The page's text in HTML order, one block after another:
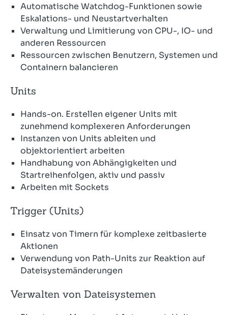
Automatische Watchdog-Funktionen sowie
Eskalations- und Neustartverhalten
Verwaltung und Limitierung von CPU-, IO- und
anderen Ressourcen
Ressourcen zwischen Benutzern, Systemen und
Containern balancieren
Units
Hands-on. Erstellen eigener Units mit
zunehmend komplexeren Anforderungen
Instanzen von Units ableiten und
objektorientiert arbeiten
Handhabung von Abhängigkeiten und
Startreihenfolgen, aktiv und passiv
Arbeiten mit Sockets
Trigger (Units)
Einsatz von Timern für komplexe zeitbasierte
Aktionen
Verwendung von Path-Units zur Reaktion auf
Dateisystemänderungen
Verwalten von Dateisystemen